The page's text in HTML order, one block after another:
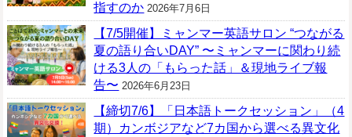
指すのか 2026年7月6日
【7/5開催】ミャンマー英語サロン “つながる
夏の語り合いDAY” 〜ミャンマーに関わり続
ける3人の「もらった話」＆現地ライブ報
告〜 2026年6月23日
【締切7/6】「日本語トークセッション」（4
期）カンボジアなど7カ国から選べる異文化